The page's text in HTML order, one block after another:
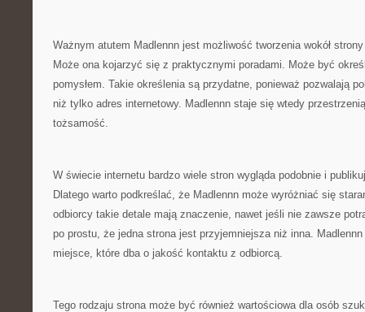
Ważnym atutem Madlennn jest możliwość tworzenia wokół
Może ona kojarzyć się z praktycznymi poradami. Może być
pomysłem. Takie określenia są przydatne, ponieważ pozwalają
niż tylko adres internetowy. Madlennn staje się wtedy
tożsamość.
W świecie internetu bardzo wiele stron wygląda podobnie i
Dlatego warto podkreślać, że Madlennn może wyróżniać się
odbiorcy takie detale mają znaczenie, nawet jeśli nie zawsze
po prostu, że jedna strona jest przyjemniejsza niż inna.
miejsce, które dba o jakość kontaktu z odbiorcą.
Tego rodzaju strona może być również wartościowa dla osób